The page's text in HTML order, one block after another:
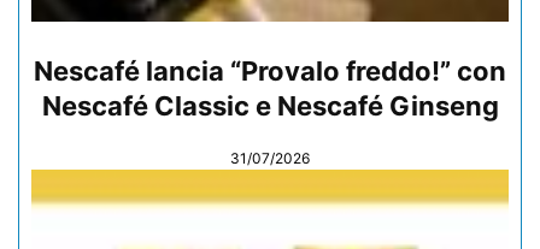
Nescafé lancia “Provalo freddo!” con
Nescafé Classic e Nescafé Ginseng
31/07/2026